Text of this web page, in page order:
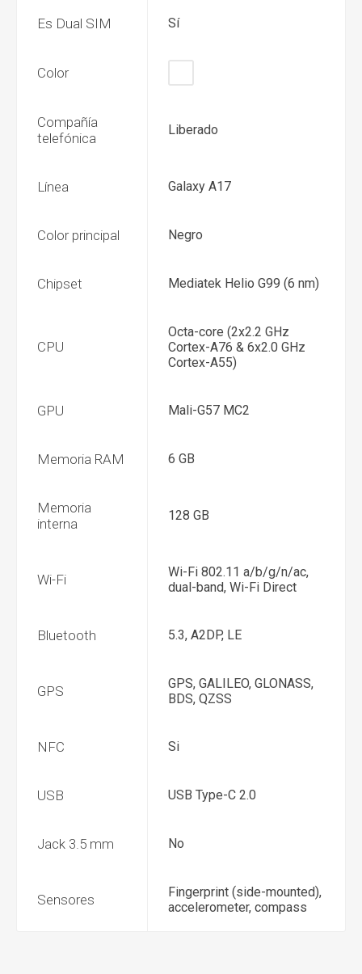
Es Dual SIM Sí
Color
Compañía
telefónica
Liberado
Línea Galaxy A17
Color principal Negro
Chipset Mediatek Helio G99 (6 nm)
CPU
Octa-core (2x2.2 GHz
Cortex-A76 & 6x2.0 GHz
Cortex-A55)
GPU Mali-G57 MC2
Memoria RAM 6 GB
Memoria
interna
128 GB
Wi-Fi
Wi-Fi 802.11 a/b/g/n/ac,
dual-band, Wi-Fi Direct
Bluetooth 5.3, A2DP, LE
GPS
GPS, GALILEO, GLONASS,
BDS, QZSS
NFC Si
USB USB Type-C 2.0
Jack 3.5 mm No
Sensores
Fingerprint (side-mounted),
accelerometer, compass